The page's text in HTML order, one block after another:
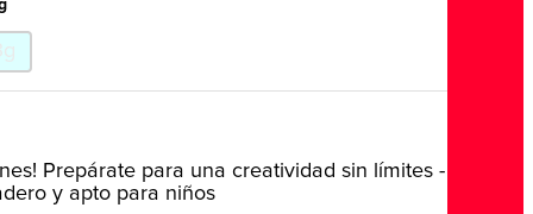
Prepárate para una creatividad sin límites -
y apto para niños